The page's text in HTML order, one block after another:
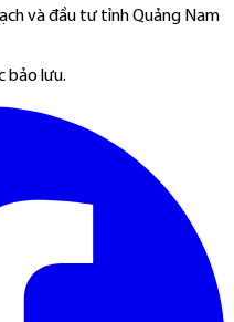
và đầu tư tỉnh Quảng Nam
bảo lưu.